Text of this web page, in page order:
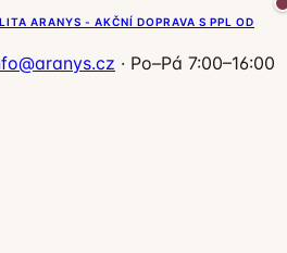
ARANYS - AKČNÍ DOPRAVA S PPL OD
· Po–Pá 7:00–16:00